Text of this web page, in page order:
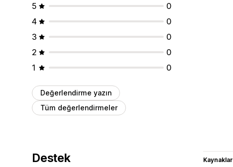
5
0
4
0
3
0
2
0
1
0
Değerlendirme yazın
Tüm değerlendirmeler
Destek Kaynaklar